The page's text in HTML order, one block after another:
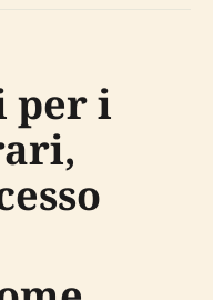
per i